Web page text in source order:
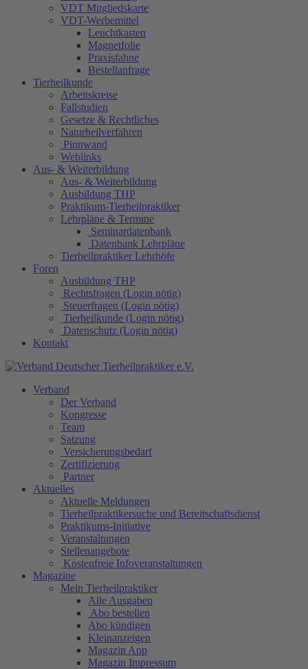
VDT Mitgliedskarte
VDT-Werbemittel
Leuchtkasten
Magnetfolie
Praxisfahne
Bestellanfrage
Tierheilkunde
Arbeitskreise
Fallstudien
Gesetze & Rechtliches
Naturheilverfahren
Pinnwand
Weblinks
Aus- & Weiterbildung
Aus- & Weiterbildung
Ausbildung THP
Praktikum-Tierheilpraktiker
Lehrpläne & Termine
Seminardatenbank
Datenbank Lehrpläne
Tierheilpraktiker Lehrhöfe
Foren
Ausbildung THP
Rechtsfragen (Login nötig)
Steuerfragen (Login nötig)
Tierheilkunde (Login nötig)
Datenschutz (Login nötig)
Kontakt
Verband
Der Verband
Kongresse
Team
Satzung
Versicherungsbedarf
Zertifizierung
Partner
Aktuelles
Aktuelle Meldungen
Tierheilpraktikersuche und Bereitschaftsdienst
Praktikums-Initiative
Veranstaltungen
Stellenangebote
Kostenfreie Infoveranstaltungen
Magazine
Mein Tierheilpraktiker
Alle Ausgaben
Abo bestellen
Abo kündigen
Kleinanzeigen
Magazin App
Magazin Impressum